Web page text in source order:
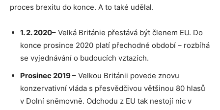
proces brexitu do konce. A to také udělal.
1. 2. 2020– Velká Británie přestává být členem EU. Do
konce prosince 2020 platí přechodné období – rozbíhá
se vyjednávání o budoucích vztazích.
Prosinec 2019– Velkou Británii povede znovu
konzervativní vláda s přesvědčivou většinou 80 hlasů
v Dolní sněmovně. Odchodu z EU tak nestojí nic v